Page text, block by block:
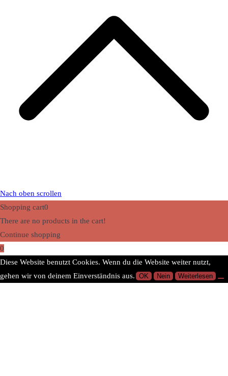
Nach oben scrollen
Shopping cart0
There are no products in the cart!
Continue shopping
0
Diese Website benutzt Cookies. Wenn du die Website weiter nutzt,
gehen wir von deinem Einverständnis aus. OK Nein Weiterlesen